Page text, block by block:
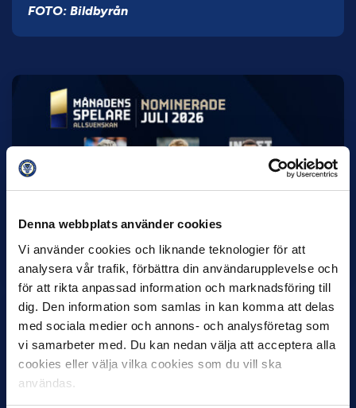
Denna webbplats använder cookies
Vi använder cookies och liknande teknologier för att
analysera vår trafik, förbättra din användarupplevelse och
för att rikta anpassad information och marknadsföring till
dig. Den information som samlas in kan komma att delas
med sociala medier och annons- och analysföretag som
vi samarbeter med. Du kan nedan välja att acceptera alla
cookies eller välja vilka cookies som du vill ska
användas.
FOTO: Bildbyrån
7 AUGUSTI
Rösta på Månadens Spelare & Tränare i
IK Sirius fortsätter att sätta tonen i Allsvenskan med sin
till…